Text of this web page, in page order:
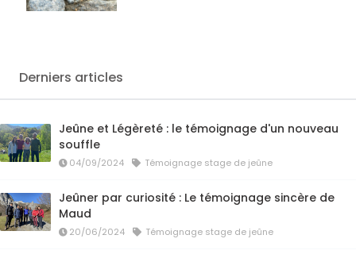
Derniers articles
Jeûne et Légèreté : le témoignage d'un nouveau
souffle
04/09/2024 Témoignage stage de jeûne
Jeûner par curiosité : Le témoignage sincère de
Maud
20/06/2024 Témoignage stage de jeûne